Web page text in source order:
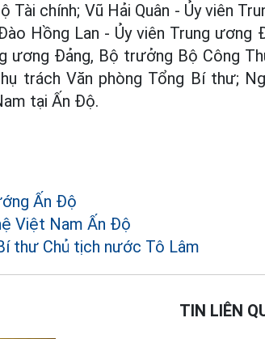
Tài chính; Vũ Hải Quân - Ủy viên
Hồng Lan - Ủy viên Trung
ương Đảng, Bộ trưởng Bộ Công
trách Văn phòng Tổng Bí thư;
tại Ấn Độ.
Ấn Độ
Việt Nam Ấn Độ
thư Chủ tịch nước Tô Lâm
TIN LIÊN